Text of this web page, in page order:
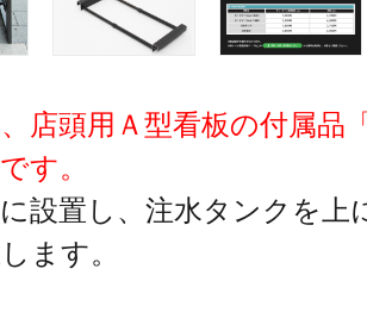
店頭用Ａ型看板の付属品
す。
設置し、注水タンクを上
ます。